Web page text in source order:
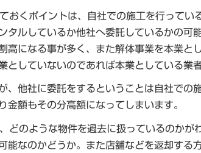
おくポイントは、自社での施工を行って
タルしているか他社へ委託しているかの
高になる事が多く、また解体事業を本業
としていないのであれば本業としている業
、他社に委託をするということは自社での
金額もその分高額になってしまいます。
どのような物件を過去に扱っているのか
能なのかどうか。また店舗などを返却す